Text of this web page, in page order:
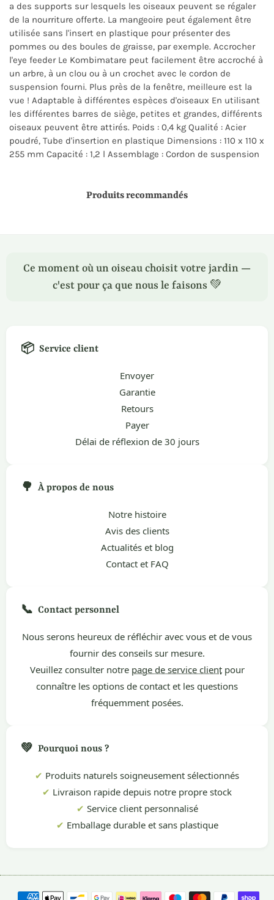
a des supports sur lesquels les oiseaux peuvent se régaler
de la nourriture offerte. La mangeoire peut également être
utilisée sans l'insert en plastique pour présenter des
pommes ou des boules de graisse, par exemple. Accrocher
l'eye feeder Le Kombimatare peut facilement être accroché à
un arbre, à un clou ou à un crochet avec le cordon de
suspension fourni. Plus près de la fenêtre, meilleure est la
vue ! Adaptable à différentes espèces d'oiseaux En utilisant
les différentes barres de siège, petites et grandes, différents
oiseaux peuvent être attirés. Poids : 0,4 kg Qualité : Acier
poudré, Tube d'insertion en plastique Dimensions : 110 x 110 x
255 mm Capacité : 1,2 l Assemblage : Cordon de suspension
Produits recommandés
Ce moment où un oiseau choisit votre jardin —
c'est pour ça que nous le faisons 💚
📦 Service client
Envoyer
Garantie
Retours
Payer
Délai de réflexion de 30 jours
🌳 À propos de nous
Notre histoire
Avis des clients
Actualités et blog
Contact et FAQ
📞 Contact personnel
Nous serons heureux de réfléchir avec vous et de vous
fournir des conseils sur mesure.
Veuillez consulter notre page de service clientpour
connaître les options de contact et les questions
fréquemment posées.
💚 Pourquoi nous ?
✔ Produits naturels soigneusement sélectionnés
✔ Livraison rapide depuis notre propre stock
✔ Service client personnalisé
✔ Emballage durable et sans plastique